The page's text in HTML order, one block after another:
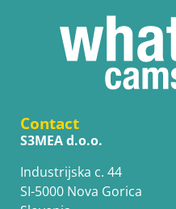
Contact
S3MEA d.o.o.
Industrijska c. 44
SI-5000 Nova Gorica